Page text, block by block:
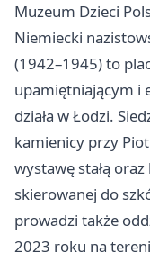
Muzeum Dzieci
Niemiecki
(1942–1945) to
upamiętniającym i
działa w Łodzi.
kamienicy przy
wystawę stałą
skierowanej do
prowadzi także
2023 roku na